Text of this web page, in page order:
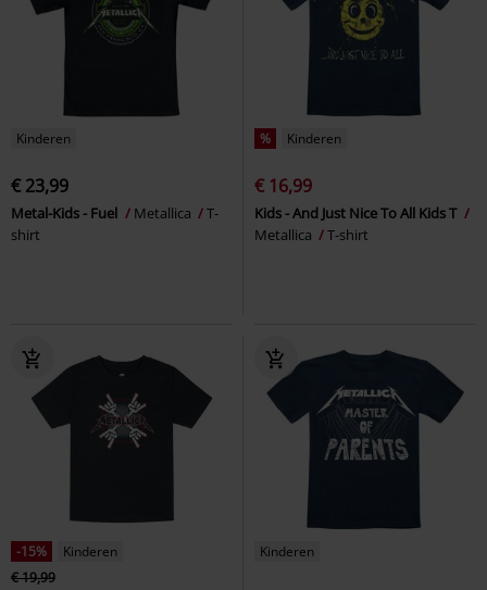
Kinderen
€ 23,99
Metal-Kids - Fuel Metallica
T-
shirt
% Kinderen
€ 16,99
Kids - And Just Nice To All Kids T
Metallica
T-shirt
-15%
Kinderen
€ 19,99
Kinderen